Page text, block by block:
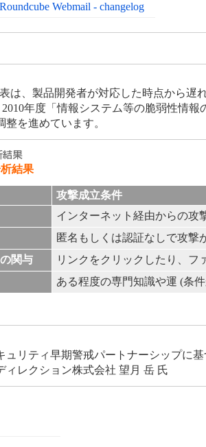
Roundcube Webmail - changelog
は、製品開発者が対応した時点から遅れ
年度「情報システム等の脆弱性情
を進めています。
結果
攻撃成立条件
インターネット経由からの攻
匿名もしくは認証なしで攻撃
関与
リンクをクリックしたり、フ
ある程度の専門知識や運 (条
リティ早期警戒パートナーシップに
ィレクション株式会社 望月 岳 氏